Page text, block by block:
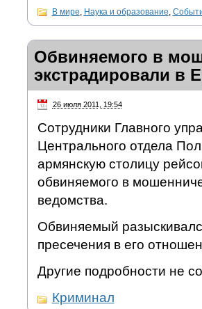
В мире Наука и образование
Обвиняемого в
экстрадировали в
26 июля 2011, 19:54
Сотрудники Главного
Центрального отдела
армянскую столицу
обвиняемого в
ведомства.
Обвиняемый
пресечения в его
Другие подробности не
Криминал